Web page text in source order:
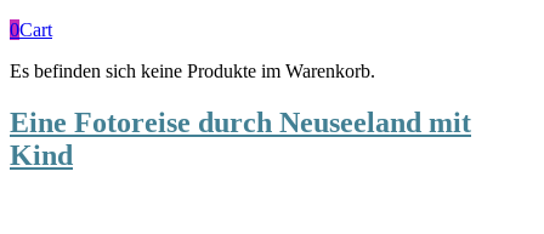
0Cart
Es befinden sich keine Produkte im Warenkorb.
Eine Fotoreise durch Neuseeland mit
Kind